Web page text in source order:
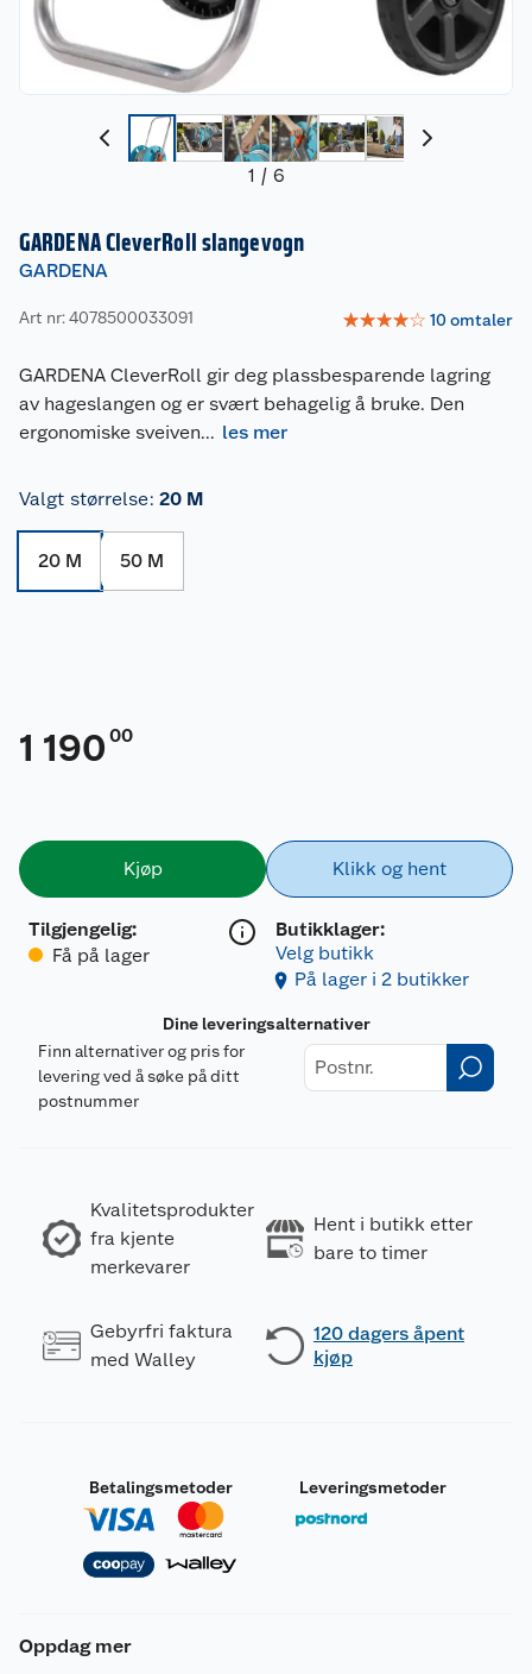
1 / 6
GARDENA CleverRoll slangevogn
GARDENA
Art nr: 4078500033091 ☆☆☆☆☆ 10omtaler
GARDENA CleverRoll gir deg plassbesparende lagring
av hageslangen og er svært behagelig å bruke. Den
ergonomiske sveiven... les mer
Valgt størrelse: 20 M
20 M 50 M
1 190 00
Kjøp
Tilgjengelig:
Få på lager
Klikk og hent
Butikklager:
Velg butikk
På lager i 2 butikker
Dine leveringsalternativer
Finn alternativer og pris for
levering ved å søke på ditt
postnummer
Kvalitetsprodukter
fra kjente
merkevarer
Hent i butikk etter
bare to timer
Gebyrfri faktura
med Walley
120 dagers åpent
kjøp
Betalingsmetoder Leveringsmetoder
Oppdag mer